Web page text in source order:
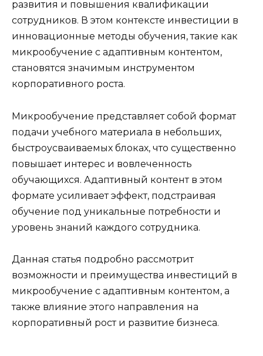
развития и повышения квалификации
сотрудников. В этом контексте инвестиции в
инновационные методы обучения, такие как
микрообучение с адаптивным контентом,
становятся значимым инструментом
корпоративного роста.
Микрообучение представляет собой формат
подачи учебного материала в небольших,
быстроусваиваемых блоках, что существенно
повышает интерес и вовлеченность
обучающихся. Адаптивный контент в этом
формате усиливает эффект, подстраивая
обучение под уникальные потребности и
уровень знаний каждого сотрудника.
Данная статья подробно рассмотрит
возможности и преимущества инвестиций в
микрообучение с адаптивным контентом, а
также влияние этого направления на
корпоративный рост и развитие бизнеса.